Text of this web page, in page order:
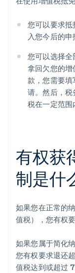
您可以要求
入您今后的申
您可以选择
拿回欠您的
款，您需要填
请。然后，
税在一定范围
有权获
制是什
如果您在正常的
值税），您有权
如果您属于简化
您有权要求退还
值税达到或超过